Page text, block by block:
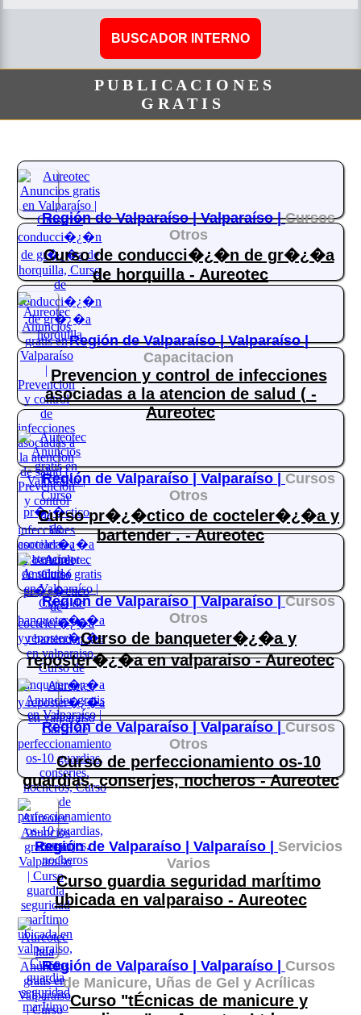
P U B L I C A C I O N E S
G R A T I S
Región de Valparaíso |Valparaíso |Cursos
Otros
Curso de conducci�¿�n de gr�¿�a
de horquilla - Aureotec
Región de Valparaíso |Valparaíso |
Capacitacion
Prevencion y control de infecciones
asociadas a la atencion de salud ( -
Aureotec
Región de Valparaíso | Valparaíso | Cursos
Otros
Curso pr�¿�ctico de cocteler�¿�a y
bartender . - Aureotec
Región de Valparaíso |Valparaíso |Cursos
Otros
Curso de banqueter�¿�a y
reposter�¿�a en valparaiso - Aureotec
Región de Valparaíso | Valparaíso | Cursos
Otros
Curso de perfeccionamiento os-10
guardias, conserjes, nocheros - Aureotec
Región de Valparaíso | Valparaíso | Servicios
Varios
Curso guardia seguridad marÍtimo
ubicada en valparaiso - Aureotec
Región de Valparaíso | Valparaíso | Cursos
de Manicure, Uñas de Gel y Acrílicas
Curso "tÉcnicas de manicure y